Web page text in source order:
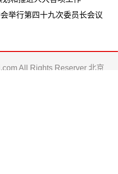
举行第四十九次委员长会议
All Rights Reserver 北京